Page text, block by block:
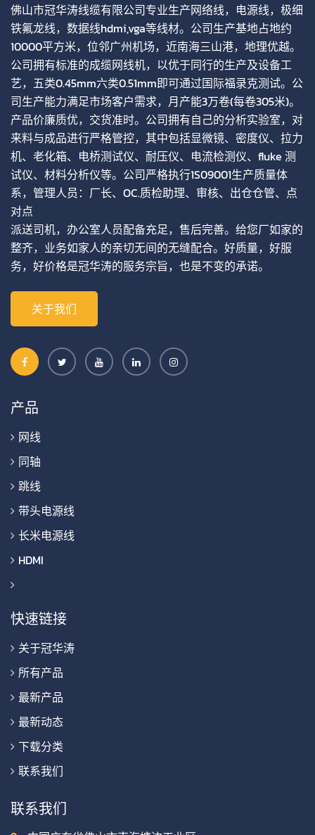
佛山市冠华涛线缆有限公司专业生产网络线，电源线，极细
铁氟龙线，数据线hdmi,vga等线材。公司生产基地占地约
10000平方米，位邻广州机场，近南海三山港，地理优越。
公司拥有标准的成缆网线机，以优于同行的生产及设备工
艺，五类0.45mm六类0.51mm即可通过国际福录克测试。公
司生产能力满足市场客户需求，月产能3万卷(每卷305米)。
产品价廉质优，交货准时。公司拥有自己的分析实验室，对
来料与成品进行严格管控，其中包括显微镜、密度仪、拉力
机、老化箱、电桥测试仪、耐压仪、电流检测仪、fluke 测
试仪、材料分析仪等。公司严格执行1S09001生产质量体
系，管理人员：厂长、OC.质检助理、审核、出仓仓管、点
对点
派送司机，办公室人员配备充足，售后完善。给您厂如家的
整齐，业务如家人的亲切无间的无缝配合。好质量，好服
务，好价格是冠华涛的服务宗旨，也是不变的承诺。
关于我们
产品
网线
同轴
跳线
带头电源线
长米电源线
HDMI
快速链接
关于冠华涛
所有产品
最新产品
最新动态
下载分类
联系我们
联系我们